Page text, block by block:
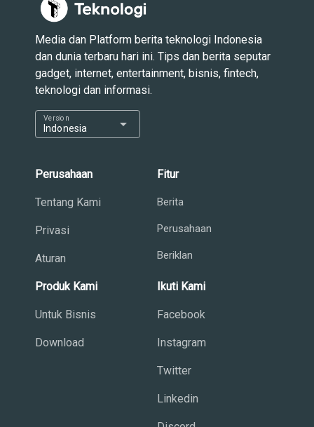
Media dan Platform berita teknologi Indonesia
dan dunia terbaru hari ini. Tips dan berita seputar
gadget, internet, entertainment, bisnis, fintech,
teknologi dan informasi.
Indonesia
Version arrow_drop_down
Perusahaan
Tentang Kami
Privasi
Aturan
Fitur
Berita
Perusahaan
Beriklan
Produk Kami
Untuk Bisnis
Download
Ikuti Kami
Facebook
Instagram
Twitter
Linkedin